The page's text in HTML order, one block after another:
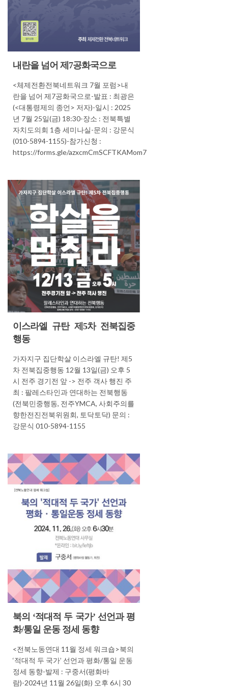
내란을 넘어 제7공화국으로
<체제전환전북네트워크 7월 포럼>내
란을 넘어 제7공화국으로-발표 : 최광은
(<대통령제의 종언> 저자)-일시 : 2025
년 7월 25일(금) 18:30-장소 : 전북특별
자치도의회 1층 세미나실-문의 : 강문식
(010-5894-1155)-참가신청 :
https://forms.gle/azxcmCmSCFTKAMom7
이스라엘 규탄 제5차 전북집중
행동
가자지구 집단학살 이스라엘 규탄! 제5
차 전북집중행동 12월 13일(금) 오후 5
시 전주 경기전 앞 -> 전주 객사 행진 주
최 : 팔레스타인과 연대하는 전북행동
(전북민중행동, 전주YMCA, 사회주의를
향한전진전북위원회, 토닥토닥) 문의 :
강문식 010-5894-1155
북의 ‘적대적 두 국가’ 선언과 평
화/통일 운동 정세 동향
<전북노동연대 11월 정세 워크숍>북의
‘적대적 두 국가’ 선언과 평화/통일 운동
정세 동향-발제 : 구중서(평화바
람)-2024년 11월 26일(화) 오후 6시 30